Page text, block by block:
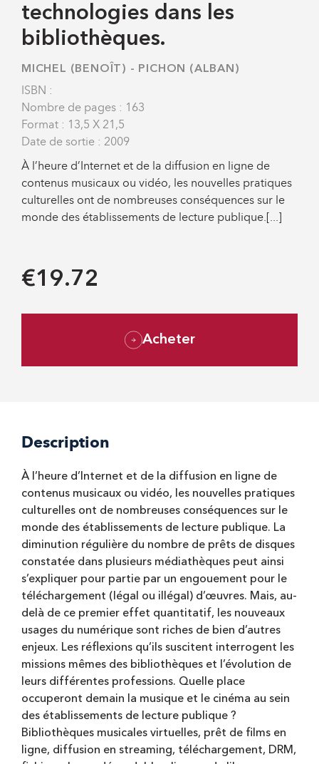
technologies dans les
bibliothèques.
MICHEL (BENOÎT) - PICHON (ALBAN)
ISBN :
Nombre de pages : 163
Format : 13,5 X 21,5
Date de sortie : 2009
À l’heure d’Internet et de la diffusion en ligne de
contenus musicaux ou vidéo, les nouvelles pratiques
culturelles ont de nombreuses conséquences sur le
monde des établissements de lecture publique.[...]
€19.72
Acheter
Description
À l’heure d’Internet et de la diffusion en ligne de
contenus musicaux ou vidéo, les nouvelles pratiques
culturelles ont de nombreuses conséquences sur le
monde des établissements de lecture publique. La
diminution régulière du nombre de prêts de disques
constatée dans plusieurs médiathèques peut ainsi
s’expliquer pour partie par un engouement pour le
téléchargement (légal ou illégal) d’œuvres. Mais, au-
delà de ce premier effet quantitatif, les nouveaux
usages du numérique sont riches de bien d’autres
enjeux. Les réflexions qu’ils suscitent interrogent les
missions mêmes des bibliothèques et l’évolution de
leurs différentes professions. Quelle place
occuperont demain la musique et le cinéma au sein
des établissements de lecture publique ?
Bibliothèques musicales virtuelles, prêt de films en
ligne, diffusion en streaming, téléchargement, DRM,